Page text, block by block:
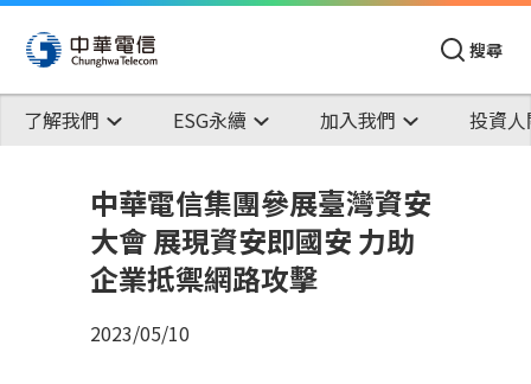
搜尋
了解我們 ESG永續 加入我們 投資
中華電信集團參展臺灣資安
大會 展現資安即國安 力助
企業抵禦網路攻擊
2023/05/10